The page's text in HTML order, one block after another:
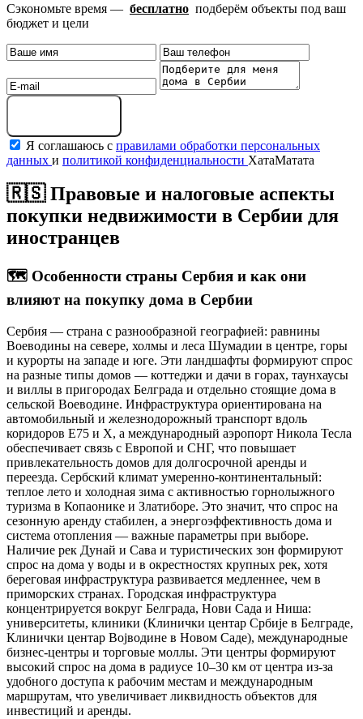
Сэкономьте время — бесплатно подберём объекты под ваш
бюджет и цели
Я соглашаюсь с правилами обработки персональных
данных и политикой конфиденциальности ХатаМатата
🇷🇸 Правовые и налоговые аспекты
покупки недвижимости в Сербии для
иностранцев
🗺️ Особенности страны Сербия и как они
влияют на покупку дома в Сербии
Сербия — страна с разнообразной географией: равнины
Воеводины на севере, холмы и леса Шумадии в центре, горы
и курорты на западе и юге. Эти ландшафты формируют спрос
на разные типы домов — коттеджи и дачи в горах, таунхаусы
и виллы в пригородах Белграда и отдельно стоящие дома в
сельской Воеводине. Инфраструктура ориентирована на
автомобильный и железнодорожный транспорт вдоль
коридоров E75 и X, а международный аэропорт Никола Тесла
обеспечивает связь с Европой и СНГ, что повышает
привлекательность домов для долгосрочной аренды и
переезда. Сербский климат умеренно-континентальный:
теплое лето и холодная зима с активностью горнолыжного
туризма в Копаонике и Златиборе. Это значит, что спрос на
сезонную аренду стабилен, а энергоэффективность дома и
система отопления — важные параметры при выборе.
Наличие рек Дунай и Сава и туристических зон формируют
спрос на дома у воды и в окрестностях крупных рек, хотя
береговая инфраструктура развивается медленнее, чем в
приморских странах. Городская инфраструктура
концентрируется вокруг Белграда, Нови Сада и Ниша:
университеты, клиники (Клинички центар Србије в Белграде,
Клинички центар Војводине в Новом Саде), международные
бизнес-центры и торговые моллы. Эти центры формируют
высокий спрос на дома в радиусе 10–30 км от центра из-за
удобного доступа к рабочим местам и международным
маршрутам, что увеличивает ликвидность объектов для
инвестиций и аренды.